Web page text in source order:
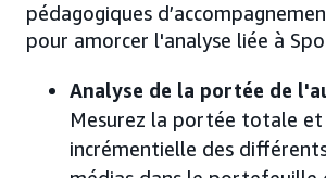
pédagogiques
pour amorcer l'analyse liée à
Analyse de la portée de
Mesurez la portée totale
incrémentielle des